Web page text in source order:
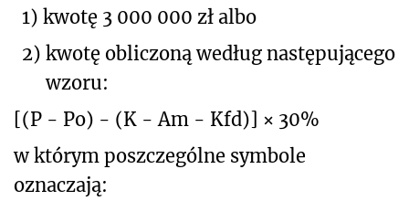
1) kwotę 3 000 000 zł albo
2) kwotę obliczoną według następującego
wzoru:
[(P - Po) - (K - Am - Kfd)] × 30%
w którym poszczególne symbole
oznaczają: